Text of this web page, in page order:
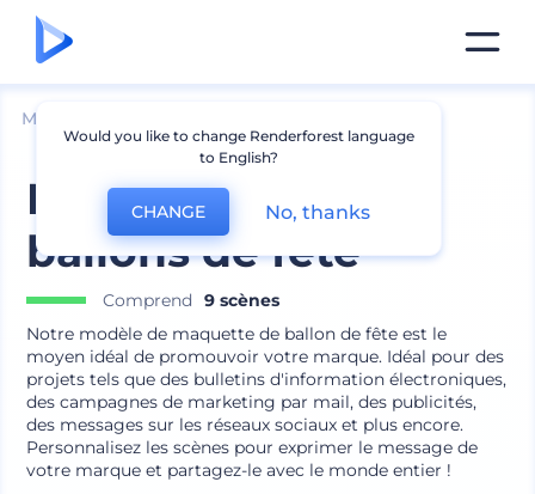
Mockups
Maquettes de
ballons de fête
Comprend
9 scènes
Notre modèle de maquette de ballon de fête est le
moyen idéal de promouvoir votre marque. Idéal pour des
projets tels que des bulletins d'information électroniques,
des campagnes de marketing par mail, des publicités,
des messages sur les réseaux sociaux et plus encore.
Personnalisez les scènes pour exprimer le message de
votre marque et partagez-le avec le monde entier !
Would you like to change Renderforest language
to English?
CHANGE No, thanks